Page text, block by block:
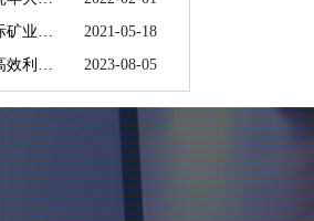
2021-05-18
2023-08-05